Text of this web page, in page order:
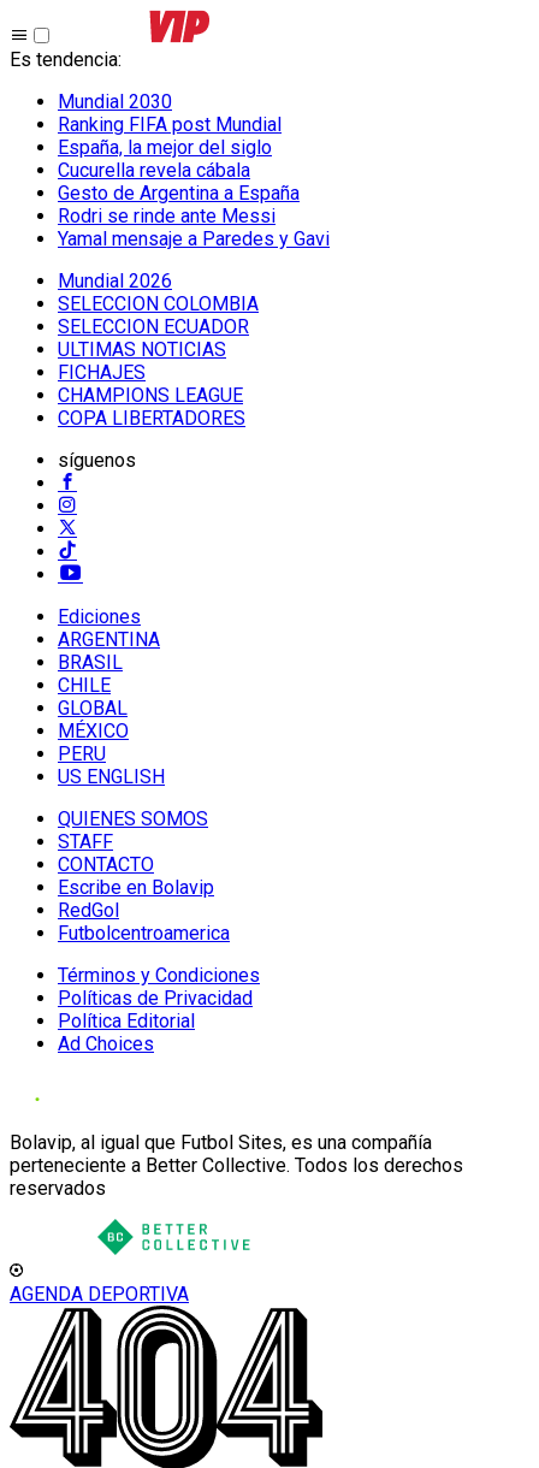
Es tendencia:
Mundial 2030
Ranking FIFA post Mundial
España, la mejor del siglo
Cucurella revela cábala
Gesto de Argentina a España
Rodri se rinde ante Messi
Yamal mensaje a Paredes y Gavi
Mundial 2026
SELECCION COLOMBIA
SELECCION ECUADOR
ULTIMAS NOTICIAS
FICHAJES
CHAMPIONS LEAGUE
COPA LIBERTADORES
síguenos
Ediciones
ARGENTINA
BRASIL
CHILE
GLOBAL
MÉXICO
PERU
US ENGLISH
QUIENES SOMOS
STAFF
CONTACTO
Escribe en Bolavip
RedGol
Futbolcentroamerica
Términos y Condiciones
Políticas de Privacidad
Política Editorial
Ad Choices
Bolavip, al igual que Futbol Sites, es una compañía
perteneciente a Better Collective. Todos los derechos
reservados
AGENDA DEPORTIVA